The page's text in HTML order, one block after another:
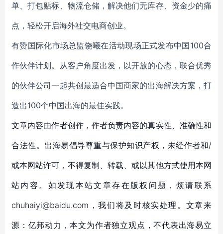
单、打包贴标、物流仓储，解决他们无库存、资金少的痛
点，轻松开启海外社交电商创业。
有赞国际化市场总监饶曦在活动现场正式发布中国100合
作伙伴计划。从客户角度出发，以开放的心态，联合优秀
的伙伴公司一起共创最适合中国商家的出海解决方案，打
造出100个中国出海的最佳实践。
文章内容由作者创作，作者负责内容的真实性、准确性和
合法性。出海易倡导尊重与保护知识产权，未经作者和/
或本网站许可，不得复制、转载、或以其他方式使用本网
站内容。如发现本站文章存在版权问题，烦请联系
chuhaiyi@baidu.com，我们将及时核实处理。文章来
源：亿邦动力，本文为作者独立观点，不代表出海易立